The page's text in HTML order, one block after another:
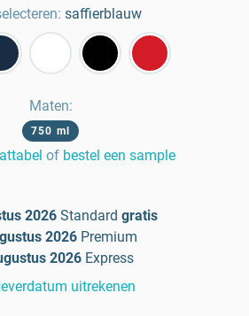
saffierblauw
Maten:
750 ml
of bestel een sample
2026 Standard gratis
2026 Premium
2026 Express
uitrekenen